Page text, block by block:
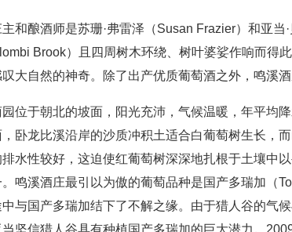
和酿酒师是苏珊·弗雷泽（Susan Frazier）和亚
Brook）且四周树木环绕、树叶婆娑作响而得
大自然的神奇。除了出产优质葡萄酒之外，鸣溪
位于朝北的坡面，阳光充沛，气候温暖，年平均
卧龙比溪沿岸的沙质冲积土适合白葡萄树生长，
水性较好，这迫使红葡萄树深深地扎根于土壤中
鸣溪酒庄最引以为傲的葡萄品种是国产多瑞加（
与国产多瑞加结下了不解之缘。由于猎人谷的气
坚信猎人谷具有种植国产多瑞加的巨大潜力。